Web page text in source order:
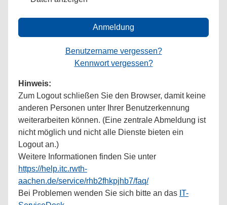
Anmeldung
Benutzername vergessen?
Kennwort vergessen?
Hinweis:
Zum Logout schließen Sie den Browser, damit keine
anderen Personen unter Ihrer Benutzerkennung
weiterarbeiten können. (Eine zentrale Abmeldung ist
nicht möglich und nicht alle Dienste bieten ein
Logout an.)
Weitere Informationen finden Sie unter
https://help.itc.rwth-
aachen.de/service/rhb2fhkpjhb7/faq/
Bei Problemen wenden Sie sich bitte an das IT-